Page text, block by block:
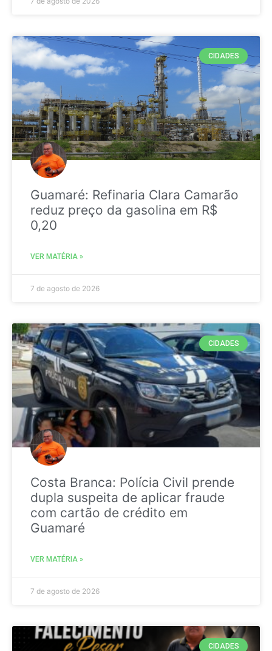
CIDADES
Guamaré: Refinaria Clara Camarão
reduz preço da gasolina em R$
0,20
VER MATÉRIA »
7 de agosto de 2026
CIDADES
Costa Branca: Polícia Civil prende
dupla suspeita de aplicar fraude
com cartão de crédito em
Guamaré
VER MATÉRIA »
7 de agosto de 2026
CIDADES